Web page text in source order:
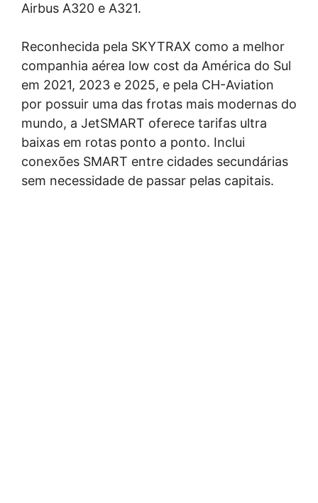
Airbus A320 e A321.
Reconhecida pela SKYTRAX como a melhor
companhia aérea low cost da América do Sul
em 2021, 2023 e 2025, e pela CH-Aviation
por possuir uma das frotas mais modernas do
mundo, a JetSMART oferece tarifas ultra
baixas em rotas ponto a ponto. Inclui
conexões SMART entre cidades secundárias
sem necessidade de passar pelas capitais.